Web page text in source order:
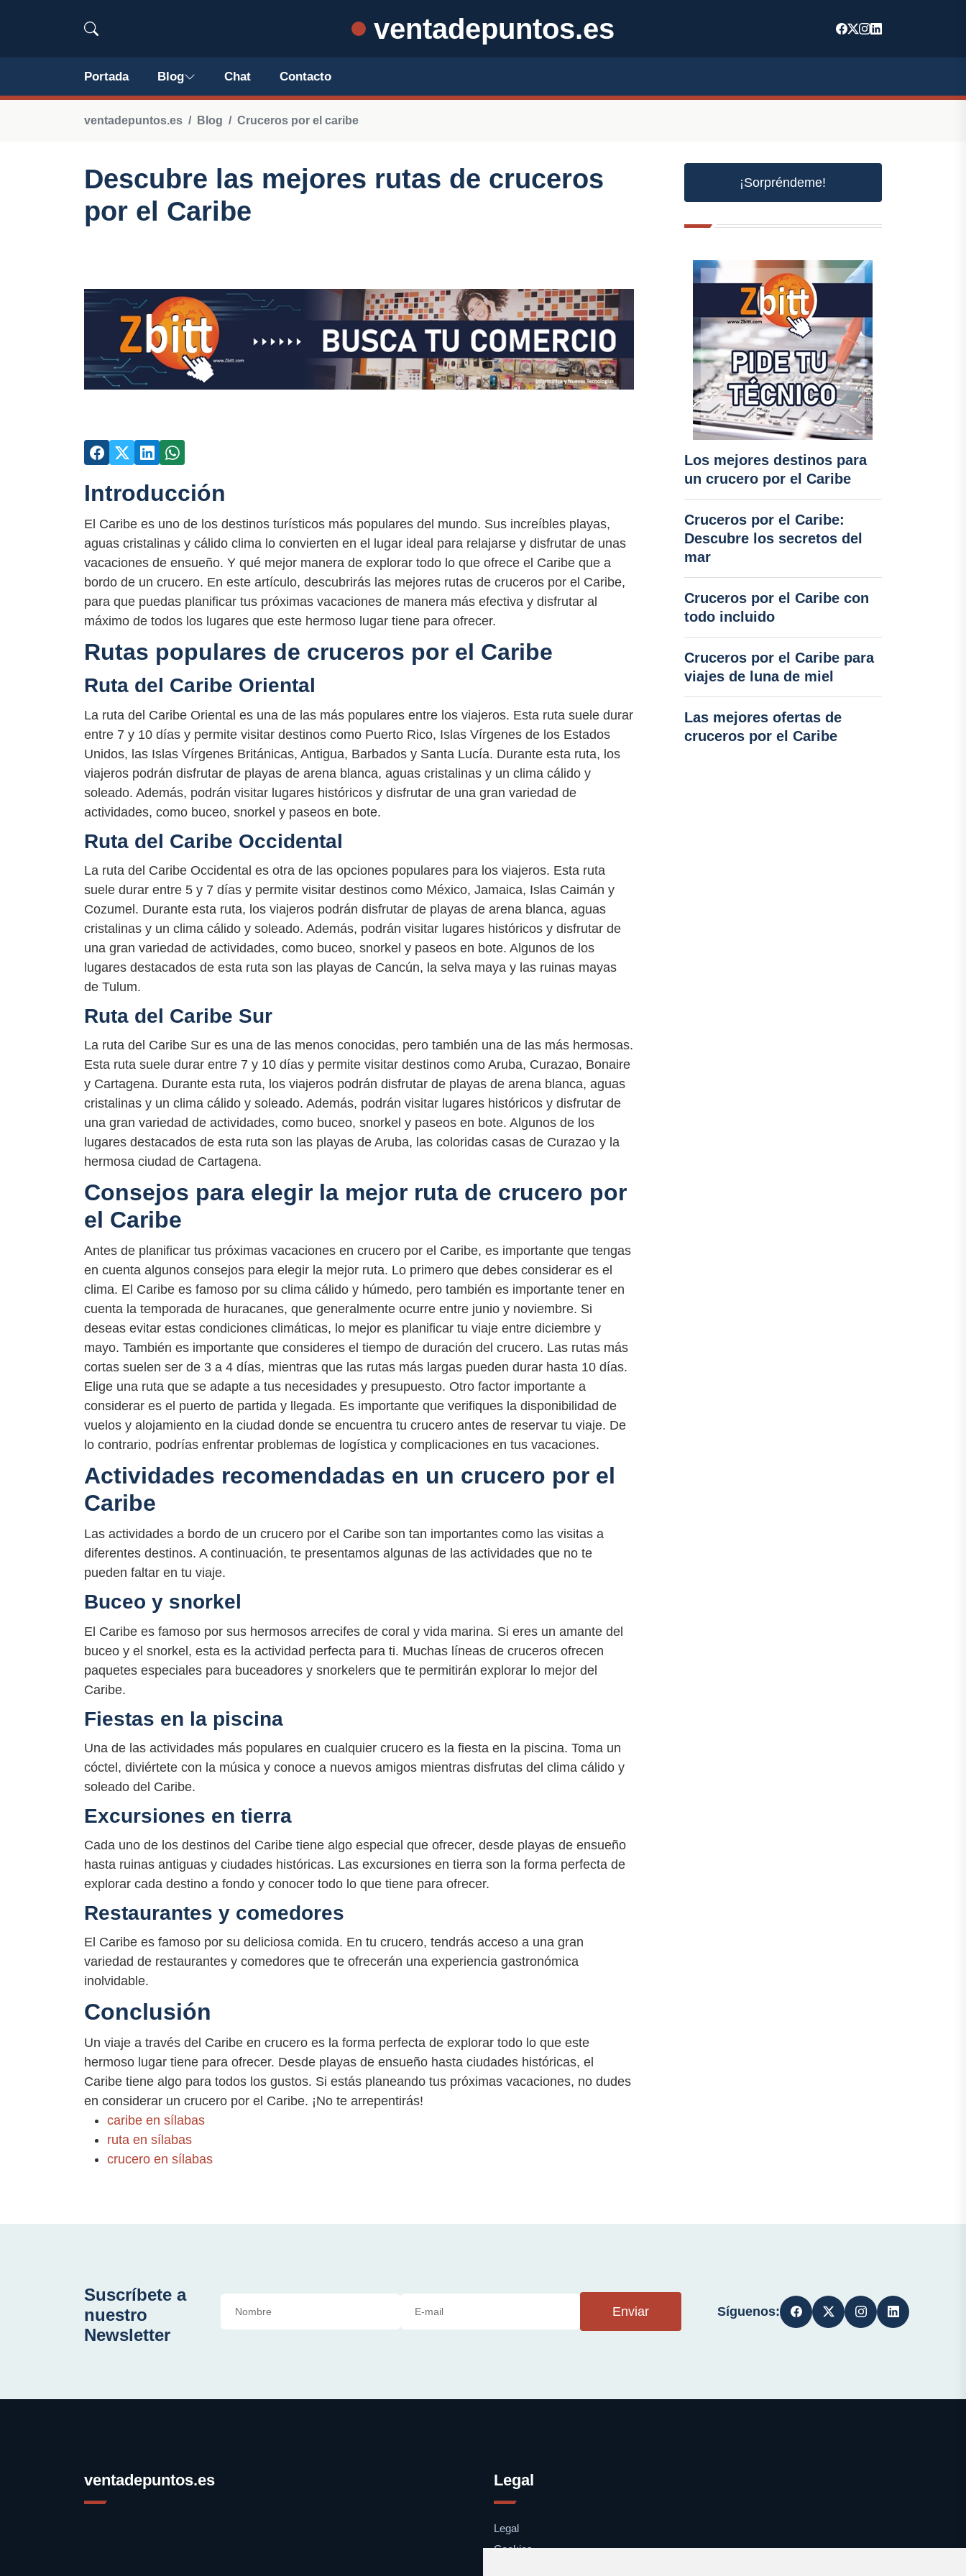
ventadepuntos.es
Portada Blog Chat Contacto
ventadepuntos.es Blog Cruceros por el caribe
Descubre las mejores rutas de cruceros
por el Caribe
Introducción
El Caribe es uno de los destinos turísticos más populares del mundo. Sus increíbles playas,
aguas cristalinas y cálido clima lo convierten en el lugar ideal para relajarse y disfrutar de unas
vacaciones de ensueño. Y qué mejor manera de explorar todo lo que ofrece el Caribe que a
bordo de un crucero. En este artículo, descubrirás las mejores rutas de cruceros por el Caribe,
para que puedas planificar tus próximas vacaciones de manera más efectiva y disfrutar al
máximo de todos los lugares que este hermoso lugar tiene para ofrecer.
Rutas populares de cruceros por el Caribe
Ruta del Caribe Oriental
La ruta del Caribe Oriental es una de las más populares entre los viajeros. Esta ruta suele durar
entre 7 y 10 días y permite visitar destinos como Puerto Rico, Islas Vírgenes de los Estados
Unidos, las Islas Vírgenes Británicas, Antigua, Barbados y Santa Lucía. Durante esta ruta, los
viajeros podrán disfrutar de playas de arena blanca, aguas cristalinas y un clima cálido y
soleado. Además, podrán visitar lugares históricos y disfrutar de una gran variedad de
actividades, como buceo, snorkel y paseos en bote.
Ruta del Caribe Occidental
La ruta del Caribe Occidental es otra de las opciones populares para los viajeros. Esta ruta
suele durar entre 5 y 7 días y permite visitar destinos como México, Jamaica, Islas Caimán y
Cozumel. Durante esta ruta, los viajeros podrán disfrutar de playas de arena blanca, aguas
cristalinas y un clima cálido y soleado. Además, podrán visitar lugares históricos y disfrutar de
una gran variedad de actividades, como buceo, snorkel y paseos en bote. Algunos de los
lugares destacados de esta ruta son las playas de Cancún, la selva maya y las ruinas mayas
de Tulum.
Ruta del Caribe Sur
La ruta del Caribe Sur es una de las menos conocidas, pero también una de las más hermosas.
Esta ruta suele durar entre 7 y 10 días y permite visitar destinos como Aruba, Curazao, Bonaire
y Cartagena. Durante esta ruta, los viajeros podrán disfrutar de playas de arena blanca, aguas
cristalinas y un clima cálido y soleado. Además, podrán visitar lugares históricos y disfrutar de
una gran variedad de actividades, como buceo, snorkel y paseos en bote. Algunos de los
lugares destacados de esta ruta son las playas de Aruba, las coloridas casas de Curazao y la
hermosa ciudad de Cartagena.
Consejos para elegir la mejor ruta de crucero por
el Caribe
Antes de planificar tus próximas vacaciones en crucero por el Caribe, es importante que tengas
en cuenta algunos consejos para elegir la mejor ruta. Lo primero que debes considerar es el
clima. El Caribe es famoso por su clima cálido y húmedo, pero también es importante tener en
cuenta la temporada de huracanes, que generalmente ocurre entre junio y noviembre. Si
deseas evitar estas condiciones climáticas, lo mejor es planificar tu viaje entre diciembre y
mayo. También es importante que consideres el tiempo de duración del crucero. Las rutas más
cortas suelen ser de 3 a 4 días, mientras que las rutas más largas pueden durar hasta 10 días.
Elige una ruta que se adapte a tus necesidades y presupuesto. Otro factor importante a
considerar es el puerto de partida y llegada. Es importante que verifiques la disponibilidad de
vuelos y alojamiento en la ciudad donde se encuentra tu crucero antes de reservar tu viaje. De
lo contrario, podrías enfrentar problemas de logística y complicaciones en tus vacaciones.
Actividades recomendadas en un crucero por el
Caribe
Las actividades a bordo de un crucero por el Caribe son tan importantes como las visitas a
diferentes destinos. A continuación, te presentamos algunas de las actividades que no te
pueden faltar en tu viaje.
Buceo y snorkel
El Caribe es famoso por sus hermosos arrecifes de coral y vida marina. Si eres un amante del
buceo y el snorkel, esta es la actividad perfecta para ti. Muchas líneas de cruceros ofrecen
paquetes especiales para buceadores y snorkelers que te permitirán explorar lo mejor del
Caribe.
Fiestas en la piscina
Una de las actividades más populares en cualquier crucero es la fiesta en la piscina. Toma un
cóctel, diviértete con la música y conoce a nuevos amigos mientras disfrutas del clima cálido y
soleado del Caribe.
Excursiones en tierra
Cada uno de los destinos del Caribe tiene algo especial que ofrecer, desde playas de ensueño
hasta ruinas antiguas y ciudades históricas. Las excursiones en tierra son la forma perfecta de
explorar cada destino a fondo y conocer todo lo que tiene para ofrecer.
Restaurantes y comedores
El Caribe es famoso por su deliciosa comida. En tu crucero, tendrás acceso a una gran
variedad de restaurantes y comedores que te ofrecerán una experiencia gastronómica
inolvidable.
Conclusión
Un viaje a través del Caribe en crucero es la forma perfecta de explorar todo lo que este
hermoso lugar tiene para ofrecer. Desde playas de ensueño hasta ciudades históricas, el
Caribe tiene algo para todos los gustos. Si estás planeando tus próximas vacaciones, no dudes
en considerar un crucero por el Caribe. ¡No te arrepentirás!
caribe en sílabas
ruta en sílabas
crucero en sílabas
¡Sorpréndeme!
Los mejores destinos para
un crucero por el Caribe
Cruceros por el Caribe:
Descubre los secretos del
mar
Cruceros por el Caribe con
todo incluido
Cruceros por el Caribe para
viajes de luna de miel
Las mejores ofertas de
cruceros por el Caribe
Suscríbete a
nuestro
Newsletter
Enviar Síguenos:
ventadepuntos.es Legal
Legal
Cookies